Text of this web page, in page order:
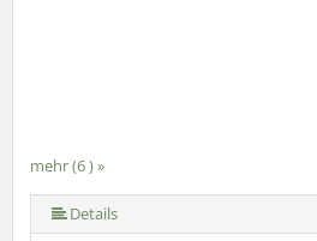
mehr (6 ) »
mehr (6 ) »
mehr (6 ) »
Details